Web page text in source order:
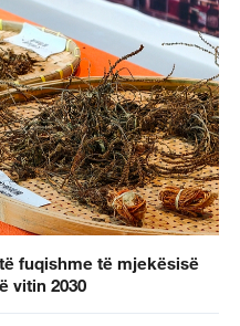
fuqishme të mjekësisë
vitin 2030